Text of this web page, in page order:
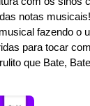
notas musicais!
fazendo o
para tocar
que Bate,